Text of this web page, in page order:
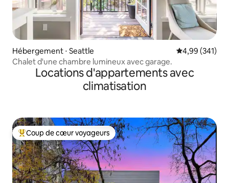
Hébergement ⋅ Seattle Évaluation
4,99 (341)
Chalet d'une chambre lumineux avec garage.
Locations d'appartements avec
climatisation
Coups de cœur voyageurs les plus appréciés
Coup de cœur voyageurs